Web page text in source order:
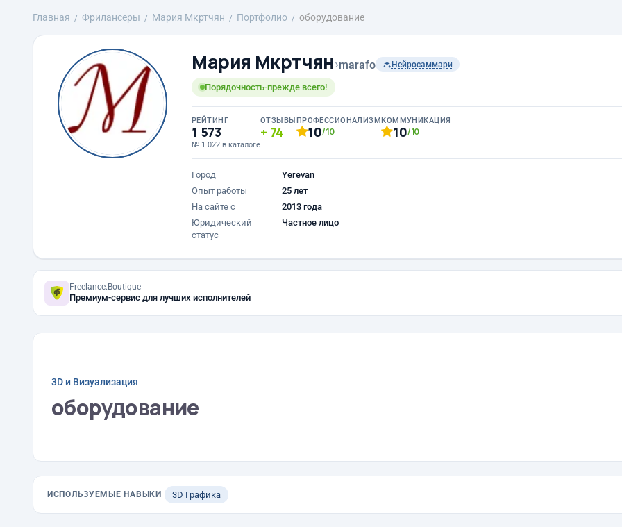
Главная Фрилансеры Mария Мкртчян Портфолио оборудование
Mария Мкртчян›marafo Нейросаммари
Порядочность-прежде всего!
РЕЙТИНГ
1 573
№ 1 022 в каталоге
ОТЗЫВЫ
74
ПРОФЕССИОНАЛИЗМ
10/10
КОММУНИКАЦИЯ
10/10
Город
Yerevan
Опыт работы
25 лет
На сайте с
2013 года
Юридический
статус
Частное лицо
Freelance.Boutique
Премиум-сервис для лучших исполнителей
3D и Визуализация
оборудование
ИСПОЛЬЗУЕМЫЕ НАВЫКИ 3D Графика